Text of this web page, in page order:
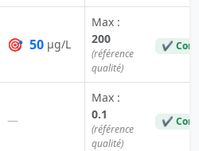
🎯 50 µg/L
Max :
200
(référence
qualité)
✔
—
Max :
0.1
(référence
qualité)
✔